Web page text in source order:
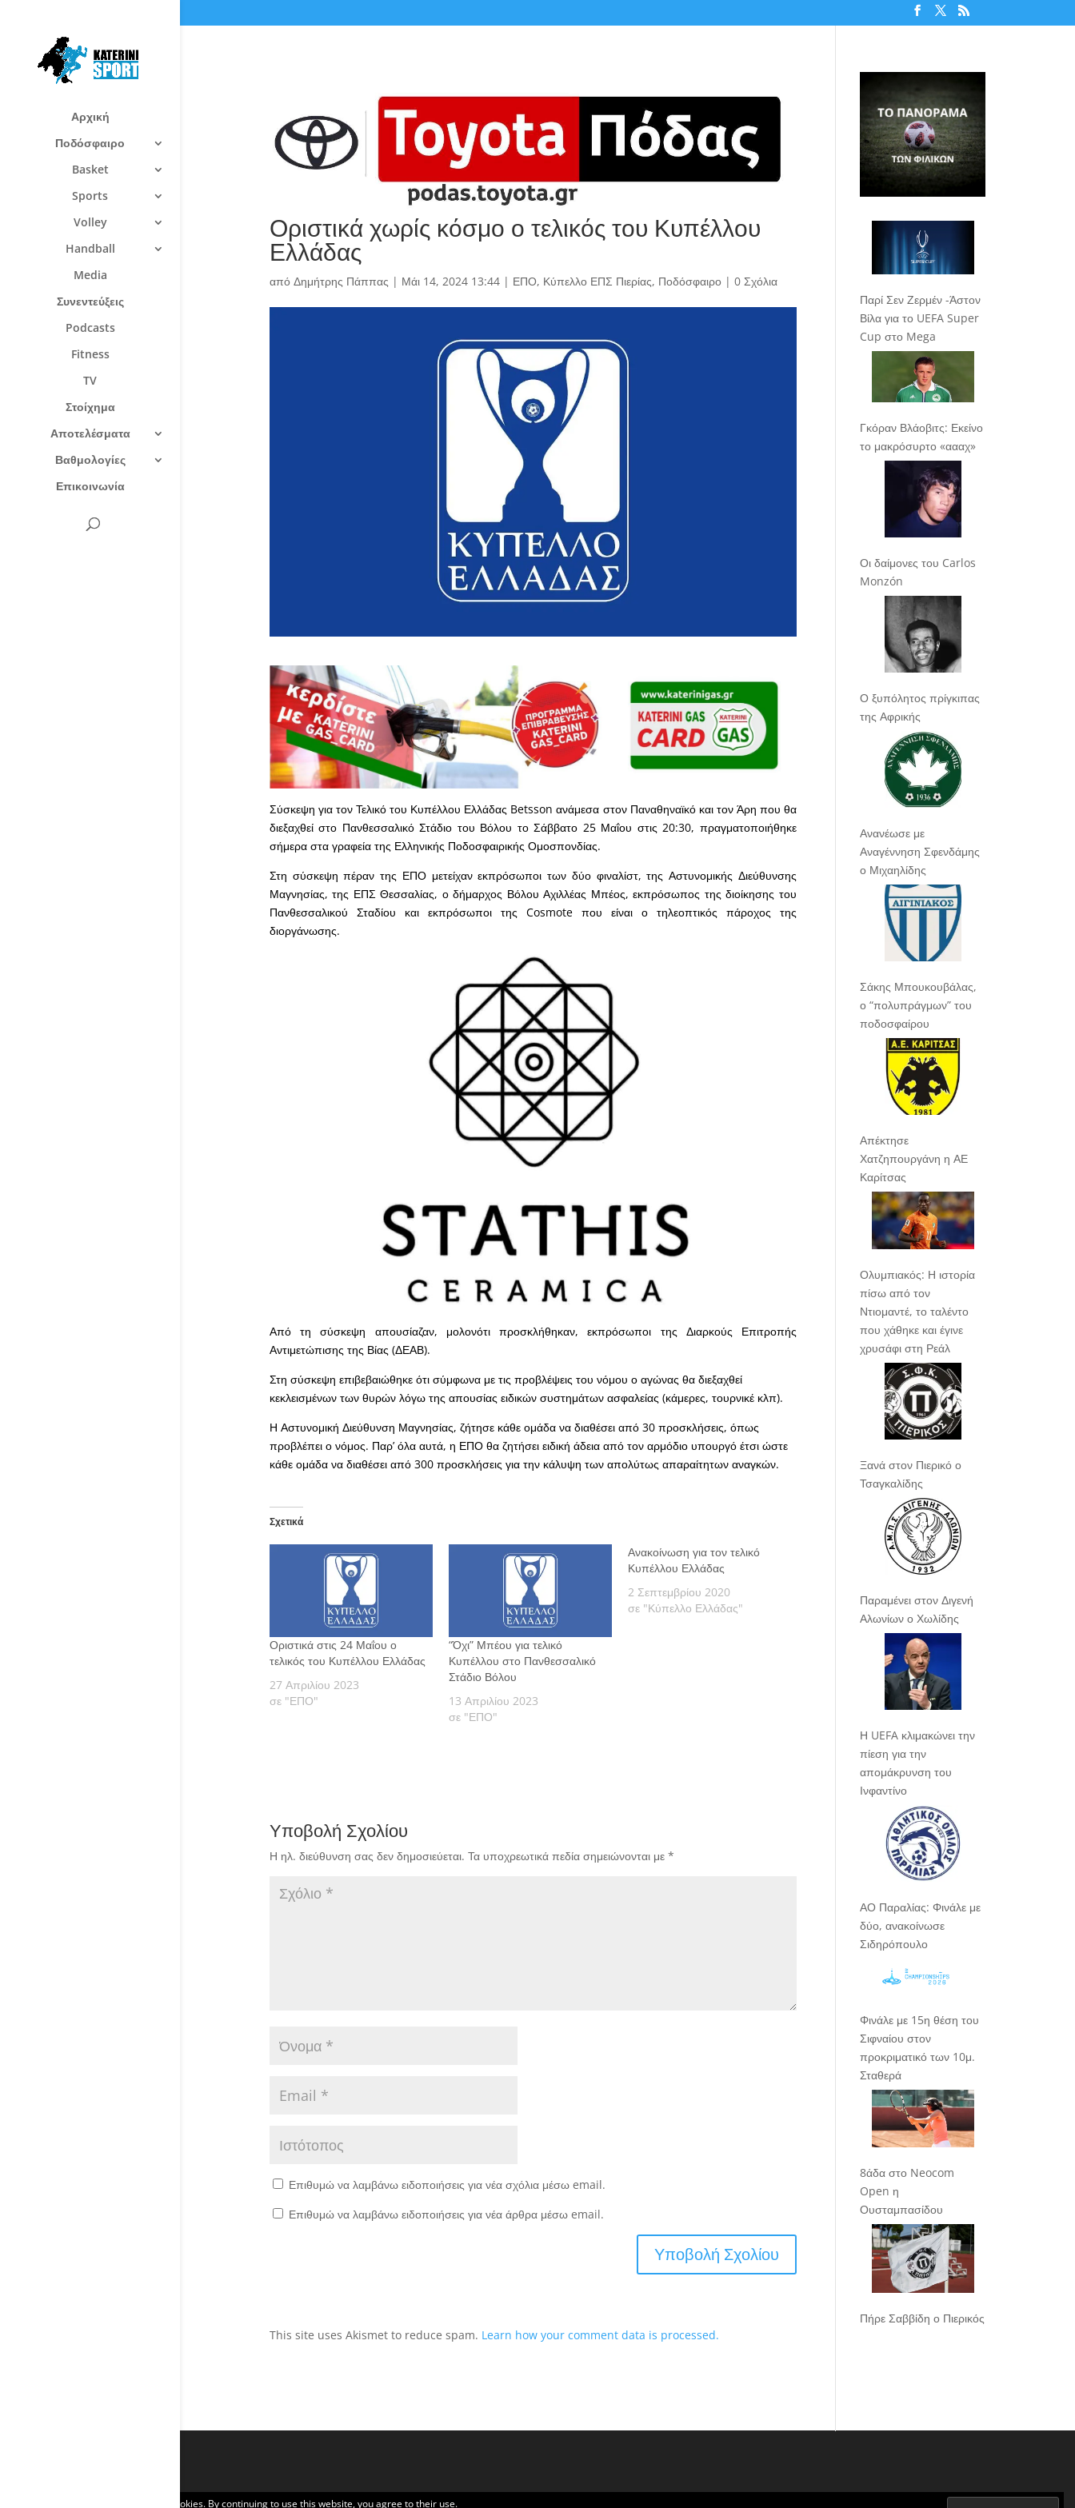
Αρχική
Ποδόσφαιρο
Basket
Sports
Volley
Handball
Media
Συνεντεύξεις
Podcasts
Fitness
TV
Στοίχημα
Αποτελέσματα
Βαθμολογίες
Επικοινωνία
Οριστικά χωρίς κόσμο ο τελικός του Κυπέλλου
Ελλάδας
από Δημήτρης Πάππας | Μάι 14, 2024 13:44| ΕΠΟ, Κύπελλο ΕΠΣ Πιερίας, Ποδόσφαιρο| 0 Σχόλια
Σύσκεψη για τον Τελικό του Κυπέλλου Ελλάδας Betsson ανάμεσα στον Παναθηναϊκό και τον Άρη που θα
διεξαχθεί στο Πανθεσσαλικό Στάδιο του Βόλου το Σάββατο 25 Μαΐου στις 20:30, πραγματοποιήθηκε
σήμερα στα γραφεία της Ελληνικής Ποδοσφαιρικής Ομοσπονδίας.
Στη σύσκεψη πέραν της ΕΠΟ μετείχαν εκπρόσωποι των δύο φιναλίστ, της Αστυνομικής Διεύθυνσης
Μαγνησίας, της ΕΠΣ Θεσσαλίας, ο δήμαρχος Βόλου Αχιλλέας Μπέος, εκπρόσωπος της διοίκησης του
Πανθεσσαλικού Σταδίου και εκπρόσωποι της Cosmote που είναι ο τηλεοπτικός πάροχος της
διοργάνωσης.
Από τη σύσκεψη απουσίαζαν, μολονότι προσκλήθηκαν, εκπρόσωποι της Διαρκούς Επιτροπής
Αντιμετώπισης της Βίας (ΔΕΑΒ).
Στη σύσκεψη επιβεβαιώθηκε ότι σύμφωνα με τις προβλέψεις του νόμου ο αγώνας θα διεξαχθεί
κεκλεισμένων των θυρών λόγω της απουσίας ειδικών συστημάτων ασφαλείας (κάμερες, τουρνικέ κλπ).
Η Αστυνομική Διεύθυνση Μαγνησίας, ζήτησε κάθε ομάδα να διαθέσει από 30 προσκλήσεις, όπως
προβλέπει ο νόμος. Παρ’ όλα αυτά, η ΕΠΟ θα ζητήσει ειδική άδεια από τον αρμόδιο υπουργό έτσι ώστε
κάθε ομάδα να διαθέσει από 300 προσκλήσεις για την κάλυψη των απολύτως απαραίτητων αναγκών.
Σχετικά
Οριστικά στις 24 Μαΐου ο
τελικός του Κυπέλλου Ελλάδας
27 Απριλίου 2023
σε "ΕΠΟ"
“Όχι” Μπέου για τελικό
Κυπέλλου στο Πανθεσσαλικό
Στάδιο Βόλου
13 Απριλίου 2023
σε "ΕΠΟ"
Ανακοίνωση για τον τελικό
Κυπέλλου Ελλάδας
2 Σεπτεμβρίου 2020
σε "Κύπελλο Ελλάδας"
Υποβολή Σχολίου
Η ηλ. διεύθυνση σας δεν δημοσιεύεται. Τα υποχρεωτικά πεδία σημειώνονται με *
Επιθυμώ να λαμβάνω ειδοποιήσεις για νέα σχόλια μέσω email.
Επιθυμώ να λαμβάνω ειδοποιήσεις για νέα άρθρα μέσω email.
This site uses Akismet to reduce spam. Learn how your comment data is processed.
Παρί Σεν Ζερμέν -Άστον
Βίλα για το UEFA Super
Cup στο Mega
Γκόραν Βλάοβιτς: Εκείνο
το μακρόσυρτο «αααχ»
Οι δαίμονες του Carlos
Monzón
Ο ξυπόλητος πρίγκιπας
της Αφρικής
Ανανέωσε με
Αναγέννηση Σφενδάμης
ο Μιχαηλίδης
Σάκης Μπουκουβάλας,
ο “πολυπράγμων” του
ποδοσφαίρου
Απέκτησε
Χατζηπουργάνη η ΑΕ
Καρίτσας
Ολυμπιακός: Η ιστορία
πίσω από τον
Ντιομαντέ, το ταλέντο
που χάθηκε και έγινε
χρυσάφι στη Ρεάλ
Ξανά στον Πιερικό ο
Τσαγκαλίδης
Παραμένει στον Διγενή
Αλωνίων ο Χωλίδης
Η UEFA κλιμακώνει την
πίεση για την
απομάκρυνση του
Ινφαντίνο
ΑΟ Παραλίας: Φινάλε με
δύο, ανακοίνωσε
Σιδηρόπουλο
Φινάλε με 15η θέση του
Σιφναίου στον
προκριματικό των 10μ.
Σταθερά
8άδα στο Neocom
Open η
Ουσταμπασίδου
Πήρε Σαββίδη ο Πιερικός
Privacy & Cookies: This site uses cookies. By continuing to use this website, you agree to their use.